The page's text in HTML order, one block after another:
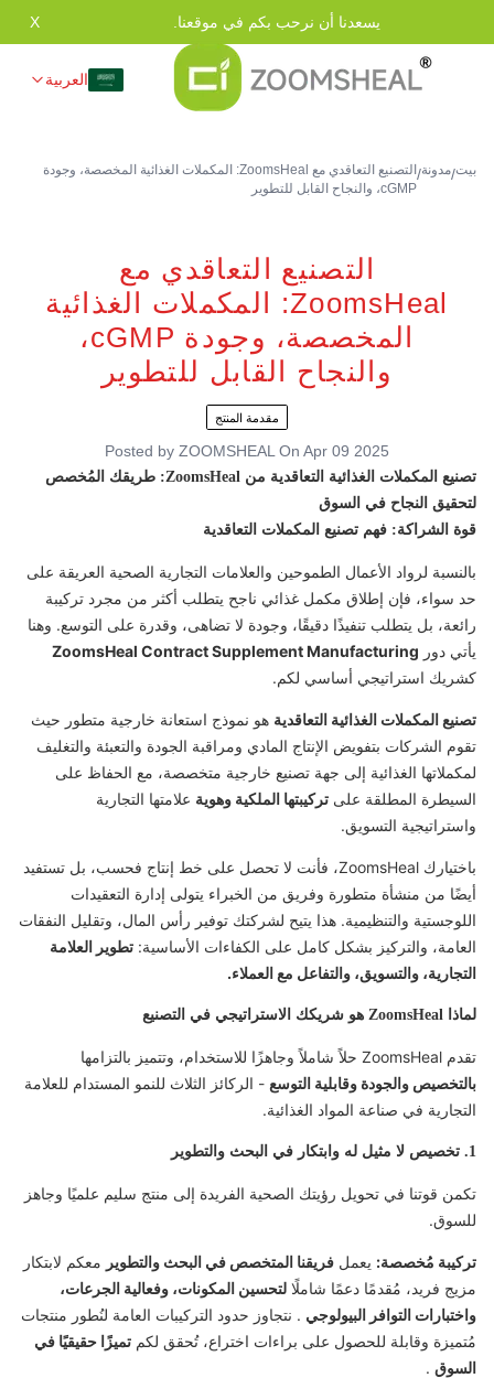
يسعدنا أن نرحب بكم في موقعنا. X
العربية
بيت/مدونة/
التصنيع التعاقدي مع ZoomsHeal: المكملات الغذائية المخصصة، وجودة
cGMP، والنجاح القابل للتطوير
التصنيع التعاقدي مع
ZoomsHeal: المكملات الغذائية
المخصصة، وجودة cGMP،
والنجاح القابل للتطوير
مقدمة المنتج
Posted by ZOOMSHEAL On Apr 09 2025
تصنيع المكملات الغذائية التعاقدية من ZoomsHeal: طريقك المُخصص
لتحقيق النجاح في السوق
قوة الشراكة: فهم تصنيع المكملات التعاقدية
بالنسبة لرواد الأعمال الطموحين والعلامات التجارية الصحية العريقة على
حد سواء، فإن إطلاق مكمل غذائي ناجح يتطلب أكثر من مجرد تركيبة
رائعة، بل يتطلب تنفيذًا دقيقًا، وجودة لا تضاهى، وقدرة على التوسع. وهنا
يأتي دور ZoomsHeal Contract Supplement Manufacturing
كشريك استراتيجي أساسي لكم.
تصنيع المكملات الغذائية التعاقدية هو نموذج استعانة خارجية متطور حيث
تقوم الشركات بتفويض الإنتاج المادي ومراقبة الجودة والتعبئة والتغليف
لمكملاتها الغذائية إلى جهة تصنيع خارجية متخصصة، مع الحفاظ على
السيطرة المطلقة على تركيبتها الملكية وهوية علامتها التجارية
واستراتيجية التسويق.
باختيارك ZoomsHeal، فأنت لا تحصل على خط إنتاج فحسب، بل تستفيد
أيضًا من منشأة متطورة وفريق من الخبراء يتولى إدارة التعقيدات
اللوجستية والتنظيمية. هذا يتيح لشركتك توفير رأس المال، وتقليل النفقات
العامة، والتركيز بشكل كامل على الكفاءات الأساسية: تطوير العلامة
التجارية، والتسويق، والتفاعل مع العملاء.
لماذا ZoomsHeal هو شريكك الاستراتيجي في التصنيع
تقدم ZoomsHeal حلاً شاملاً وجاهزًا للاستخدام، وتتميز بالتزامها
بالتخصيص والجودة وقابلية التوسع - الركائز الثلاث للنمو المستدام للعلامة
التجارية في صناعة المواد الغذائية.
1. تخصيص لا مثيل له وابتكار في البحث والتطوير
تكمن قوتنا في تحويل رؤيتك الصحية الفريدة إلى منتج سليم علميًا وجاهز
للسوق.
تركيبة مُخصصة: يعمل فريقنا المتخصص في البحث والتطوير معكم لابتكار
مزيج فريد، مُقدمًا دعمًا شاملًا لتحسين المكونات، وفعالية الجرعات،
واختبارات التوافر البيولوجي . نتجاوز حدود التركيبات العامة لنُطور منتجات
مُتميزة وقابلة للحصول على براءات اختراع، تُحقق لكم تميزًا حقيقيًا في
السوق .